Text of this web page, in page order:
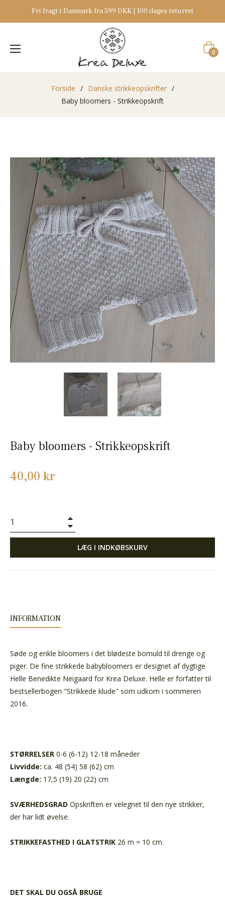
Fri fragt i Danmark fra 599 DKK | 100 dages returret
0
Forside / Danske strikkeopskrifter /
Baby bloomers - Strikkeopskrift
Baby bloomers - Strikkeopskrift
Normalpris
40,00 kr
LÆG I INDKØBSKURV
INFORMATION
Søde og enkle bloomers i det blødeste bomuld til drenge og
piger. De fine strikkede babybloomers er designet af dygtige
Helle Benedikte Neigaard for Krea Deluxe. Helle er forfatter til
bestsellerbogen "Strikkede klude" som udkom i sommeren
2016.
STØRRELSER 0-6 (6-12) 12-18 måneder
Livvidde: ca. 48 (54) 58 (62) cm
Længde: 17,5 (19) 20 (22) cm
SVÆRHEDSGRAD Opskriften er velegnet til den nye strikker,
der har lidt øvelse.
STRIKKEFASTHED I GLATSTRIK 26 m = 10 cm.
DET SKAL DU OGSÅ BRUGE